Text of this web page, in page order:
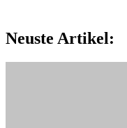
Neuste Artikel: